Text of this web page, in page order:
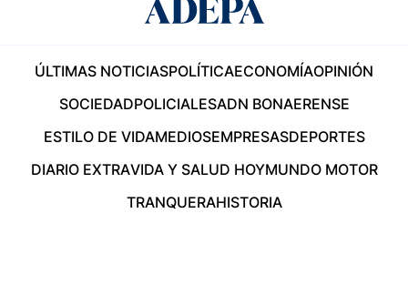
ÚLTIMAS NOTICIASPOLÍTICAECONOMÍAOPINIÓN
SOCIEDADPOLICIALESADN BONAERENSE
ESTILO DE VIDAMEDIOSEMPRESASDEPORTES
DIARIO EXTRAVIDA Y SALUD HOYMUNDO MOTOR
TRANQUERAHISTORIA